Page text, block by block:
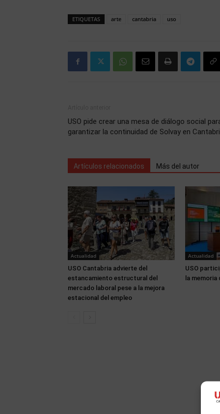
ETIQUETAS arte cantabria uso
USO pide crear una mesa de diálogo social
garantizar la continuidad de Solvay en
Artículos relacionados Más del autor
Actualidad
USO Cantabria advierte del
estancamiento estructural del
mercado laboral pese a la mejora
estacional del empleo
Actualidad
USO
la memoria